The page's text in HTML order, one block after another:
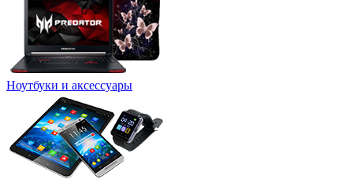
Ноутбуки и аксессуары